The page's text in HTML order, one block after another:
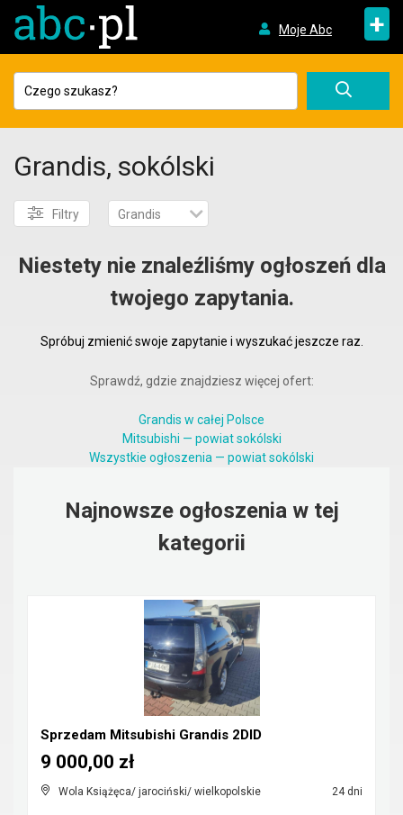
Moje Abc +
Grandis, sokólski
Filtry Grandis
Niestety nie znaleźliśmy ogłoszeń dla
twojego zapytania.
Spróbuj zmienić swoje zapytanie i wyszukać jeszcze raz.
Sprawdź, gdzie znajdziesz więcej ofert:
Grandis w całej Polsce
Mitsubishi — powiat sokólski
Wszystkie ogłoszenia — powiat sokólski
Najnowsze ogłoszenia w tej
kategorii
Sprzedam Mitsubishi Grandis 2DID
Wola Książęca/ jarociński/ wielkopolskie 24 dni
9 000,00 zł